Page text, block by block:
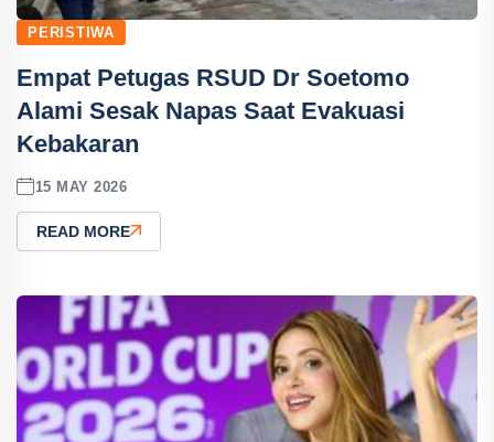
PERISTIWA
Empat Petugas RSUD Dr Soetomo
Alami Sesak Napas Saat Evakuasi
Kebakaran
15 MAY 2026
READ MORE